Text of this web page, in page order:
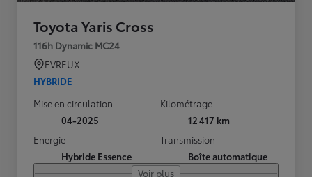
Toyota Yaris Cross
116h Dynamic MC24
EVREUX
HYBRIDE
Mise en circulation
04-2025
Kilométrage
12 417 km
Energie
Hybride Essence
Transmission
Boîte automatique
Voir plus